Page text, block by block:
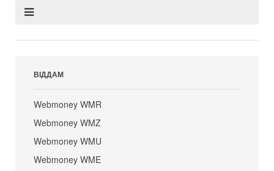
ВІДДАМ
Webmoney WMR
Webmoney WMZ
Webmoney WMU
Webmoney WME